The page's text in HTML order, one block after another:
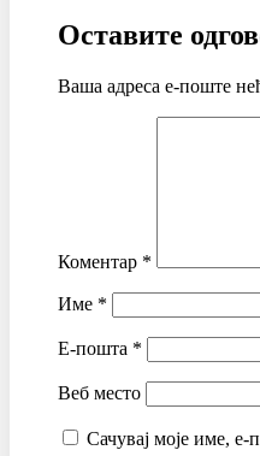
Оставите
Ваша адреса е-поште
Коментар *
Име *
Е-пошта *
Веб место
Сачувај моје име,